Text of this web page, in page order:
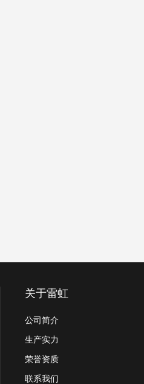
关于雷虹
公司简介
生产实力
荣誉资质
联系我们